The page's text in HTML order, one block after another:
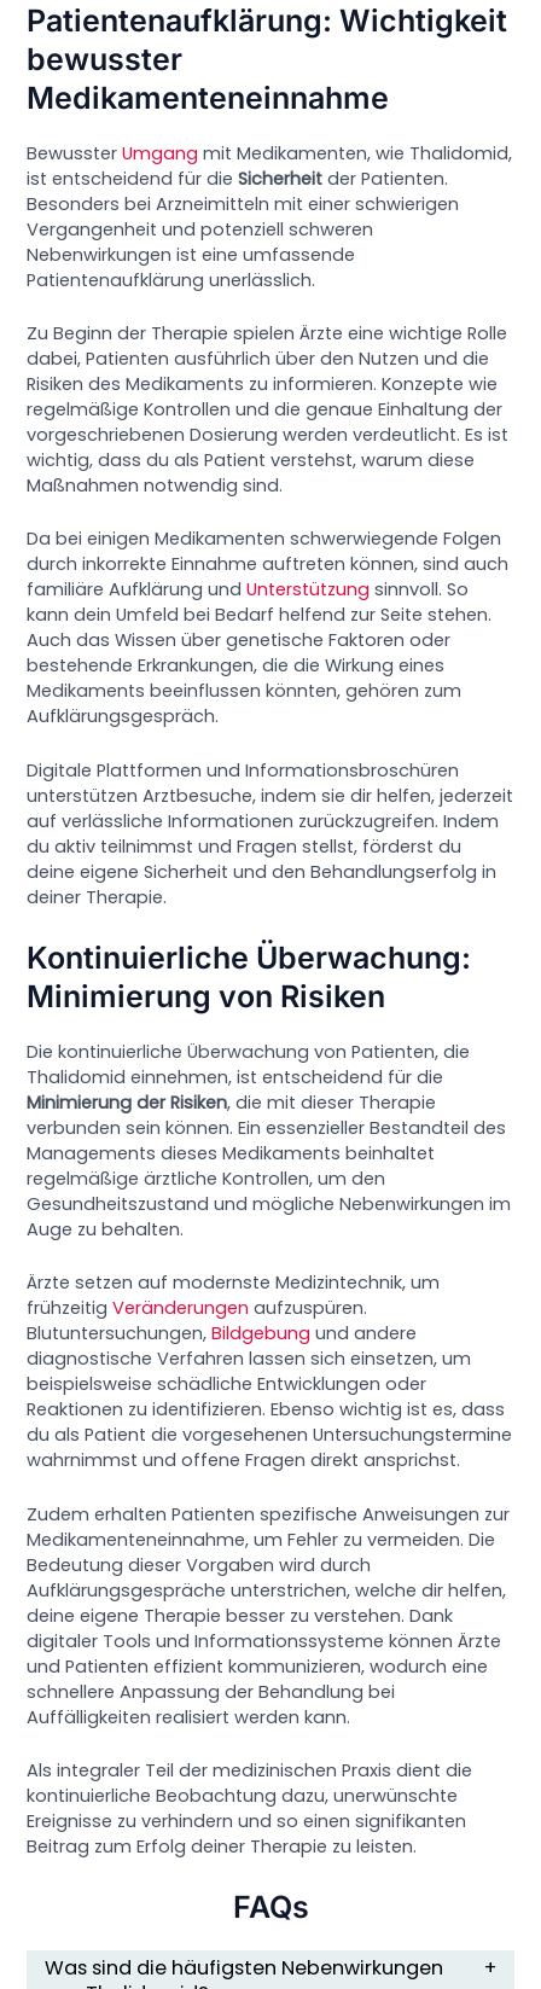
Patientenaufklärung: Wichtigkeit
bewusster
Medikamenteneinnahme
BewussterUmgang mit Medikamenten, wie Thalidomid,
ist entscheidend für dieSicherheit der Patienten.
Besonders bei Arzneimitteln mit einer schwierigen
Vergangenheit und potenziell schweren
Nebenwirkungen ist eine umfassende
Patientenaufklärung unerlässlich.
Zu Beginn der Therapie spielen Ärzte eine wichtige Rolle
dabei, Patienten ausführlich über den Nutzen und die
Risiken des Medikaments zu informieren. Konzepte wie
regelmäßige Kontrollen und die genaue Einhaltung der
vorgeschriebenen Dosierung werden verdeutlicht. Es ist
wichtig, dass du als Patient verstehst, warum diese
Maßnahmen notwendig sind.
Da bei einigen Medikamenten schwerwiegende Folgen
durch inkorrekte Einnahme auftreten können, sind auch
familiäre Aufklärung undUnterstützung sinnvoll. So
kann dein Umfeld bei Bedarf helfend zur Seite stehen.
Auch das Wissen über genetische Faktoren oder
bestehende Erkrankungen, die die Wirkung eines
Medikaments beeinflussen könnten, gehören zum
Aufklärungsgespräch.
Digitale Plattformen und Informationsbroschüren
unterstützen Arztbesuche, indem sie dir helfen, jederzeit
auf verlässliche Informationen zurückzugreifen. Indem
du aktiv teilnimmst und Fragen stellst, förderst du
deine eigene Sicherheit und den Behandlungserfolg in
deiner Therapie.
Kontinuierliche Überwachung:
Minimierung von Risiken
Die kontinuierliche Überwachung von Patienten, die
Thalidomid einnehmen, ist entscheidend für die
Minimierung der Risiken, die mit dieser Therapie
verbunden sein können. Ein essenzieller Bestandteil des
Managements dieses Medikaments beinhaltet
regelmäßige ärztliche Kontrollen, um den
Gesundheitszustand und mögliche Nebenwirkungen im
Auge zu behalten.
Ärzte setzen auf modernste Medizintechnik, um
frühzeitigVeränderungen aufzuspüren.
Blutuntersuchungen,Bildgebung und andere
diagnostische Verfahren lassen sich einsetzen, um
beispielsweise schädliche Entwicklungen oder
Reaktionen zu identifizieren. Ebenso wichtig ist es, dass
du als Patient die vorgesehenen Untersuchungstermine
wahrnimmst und offene Fragen direkt ansprichst.
Zudem erhalten Patienten spezifische Anweisungen zur
Medikamenteneinnahme, um Fehler zu vermeiden. Die
Bedeutung dieser Vorgaben wird durch
Aufklärungsgespräche unterstrichen, welche dir helfen,
deine eigene Therapie besser zu verstehen. Dank
digitaler Tools und Informationssysteme können Ärzte
und Patienten effizient kommunizieren, wodurch eine
schnellere Anpassung der Behandlung bei
Auffälligkeiten realisiert werden kann.
Als integraler Teil der medizinischen Praxis dient die
kontinuierliche Beobachtung dazu, unerwünschte
Ereignisse zu verhindern und so einen signifikanten
Beitrag zum Erfolg deiner Therapie zu leisten.
FAQs
Was sind die häufigsten Nebenwirkungen